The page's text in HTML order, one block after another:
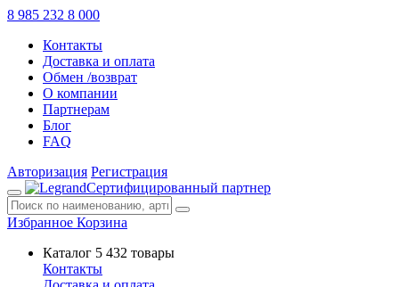
8 985 232 8 000
Контакты
Доставка и оплата
Обмен /возврат
О компании
Партнерам
Блог
FAQ
Авторизация Регистрация
Сертифицированный партнер
Избранное Корзина
Каталог 5 432 товары
Контакты